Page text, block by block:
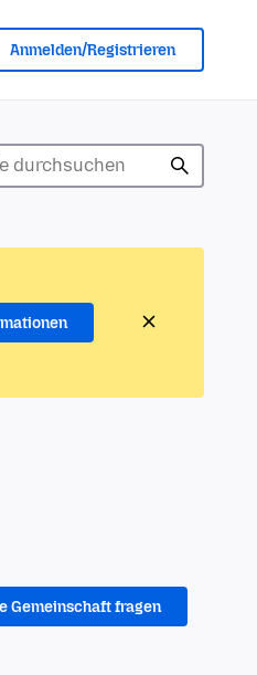
Anmelden/Registrieren
Gemeinschaft fragen